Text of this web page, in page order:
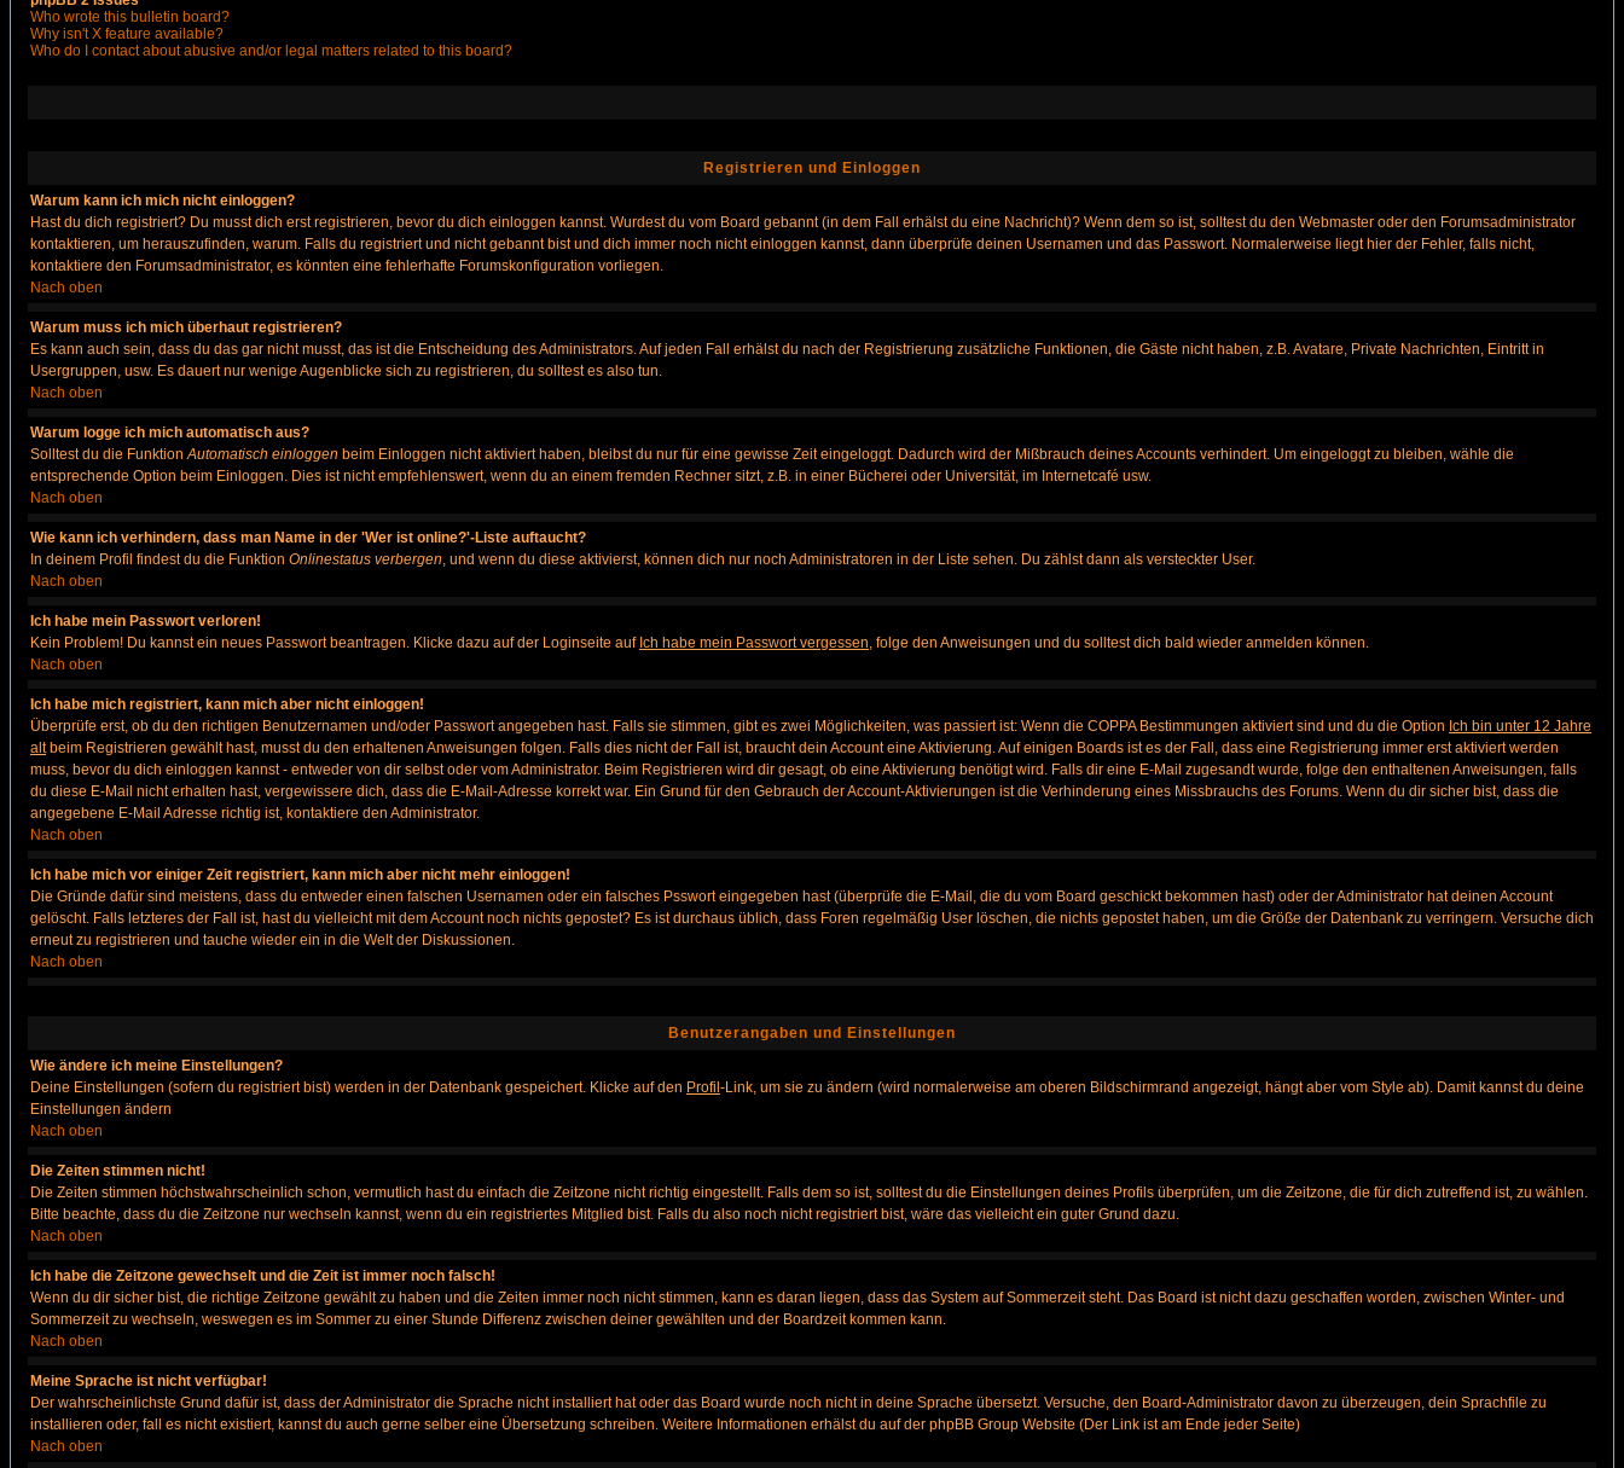
Who wrote this bulletin board?
Why isn't X feature available?
Who do I contact about abusive and/or legal matters related to this board?
Registrieren und Einloggen
Warum kann ich mich nicht einloggen?
Hast du dich registriert? Du musst dich erst registrieren, bevor du dich einloggen kannst. Wurdest du vom Board gebannt (in dem Fall erhälst du eine Nachricht)? Wenn dem so ist, solltest du den Webmaster oder den Forumsadministrator
kontaktieren, um herauszufinden, warum. Falls du registriert und nicht gebannt bist und dich immer noch nicht einloggen kannst, dann überprüfe deinen Usernamen und das Passwort. Normalerweise liegt hier der Fehler, falls nicht,
kontaktiere den Forumsadministrator, es könnten eine fehlerhafte Forumskonfiguration vorliegen.
Nach oben
Warum muss ich mich überhaut registrieren?
Es kann auch sein, dass du das gar nicht musst, das ist die Entscheidung des Administrators. Auf jeden Fall erhälst du nach der Registrierung zusätzliche Funktionen, die Gäste nicht haben, z.B. Avatare, Private Nachrichten, Eintritt in
Usergruppen, usw. Es dauert nur wenige Augenblicke sich zu registrieren, du solltest es also tun.
Nach oben
Warum logge ich mich automatisch aus?
Solltest du die FunktionAutomatisch einloggen beim Einloggen nicht aktiviert haben, bleibst du nur für eine gewisse Zeit eingeloggt. Dadurch wird der Mißbrauch deines Accounts verhindert. Um eingeloggt zu bleiben, wähle die
entsprechende Option beim Einloggen. Dies ist nicht empfehlenswert, wenn du an einem fremden Rechner sitzt, z.B. in einer Bücherei oder Universität, im Internetcafé usw.
Nach oben
Wie kann ich verhindern, dass man Name in der 'Wer ist online?'-Liste auftaucht?
In deinem Profil findest du die Funktion Onlinestatus verbergen, und wenn du diese aktivierst, können dich nur noch Administratoren in der Liste sehen. Du zählst dann als versteckter User.
Nach oben
Ich habe mein Passwort verloren!
Kein Problem! Du kannst ein neues Passwort beantragen. Klicke dazu auf der Loginseite auf Ich habe mein Passwort vergessen, folge den Anweisungen und du solltest dich bald wieder anmelden können.
Nach oben
Ich habe mich registriert, kann mich aber nicht einloggen!
Überprüfe erst, ob du den richtigen Benutzernamen und/oder Passwort angegeben hast. Falls sie stimmen, gibt es zwei Möglichkeiten, was passiert ist: Wenn die COPPA Bestimmungen aktiviert sind und du die Option Ich bin unter 12 Jahre
altbeim Registrieren gewählt hast, musst du den erhaltenen Anweisungen folgen. Falls dies nicht der Fall ist, braucht dein Account eine Aktivierung. Auf einigen Boards ist es der Fall, dass eine Registrierung immer erst aktiviert werden
muss, bevor du dich einloggen kannst - entweder von dir selbst oder vom Administrator. Beim Registrieren wird dir gesagt, ob eine Aktivierung benötigt wird. Falls dir eine E-Mail zugesandt wurde, folge den enthaltenen Anweisungen, falls
du diese E-Mail nicht erhalten hast, vergewissere dich, dass die E-Mail-Adresse korrekt war. Ein Grund für den Gebrauch der Account-Aktivierungen ist die Verhinderung eines Missbrauchs des Forums. Wenn du dir sicher bist, dass die
angegebene E-Mail Adresse richtig ist, kontaktiere den Administrator.
Nach oben
Ich habe mich vor einiger Zeit registriert, kann mich aber nicht mehr einloggen!
Die Gründe dafür sind meistens, dass du entweder einen falschen Usernamen oder ein falsches Psswort eingegeben hast (überprüfe die E-Mail, die du vom Board geschickt bekommen hast) oder der Administrator hat deinen Account
gelöscht. Falls letzteres der Fall ist, hast du vielleicht mit dem Account noch nichts gepostet? Es ist durchaus üblich, dass Foren regelmäßig User löschen, die nichts gepostet haben, um die Größe der Datenbank zu verringern. Versuche dich
erneut zu registrieren und tauche wieder ein in die Welt der Diskussionen.
Nach oben
Benutzerangaben und Einstellungen
Wie ändere ich meine Einstellungen?
Deine Einstellungen (sofern du registriert bist) werden in der Datenbank gespeichert. Klicke auf den Profil -Link, um sie zu ändern (wird normalerweise am oberen Bildschirmrand angezeigt, hängt aber vom Style ab). Damit kannst du deine
Einstellungen ändern
Nach oben
Die Zeiten stimmen nicht!
Die Zeiten stimmen höchstwahrscheinlich schon, vermutlich hast du einfach die Zeitzone nicht richtig eingestellt. Falls dem so ist, solltest du die Einstellungen deines Profils überprüfen, um die Zeitzone, die für dich zutreffend ist, zu wählen.
Bitte beachte, dass du die Zeitzone nur wechseln kannst, wenn du ein registriertes Mitglied bist. Falls du also noch nicht registriert bist, wäre das vielleicht ein guter Grund dazu.
Nach oben
Ich habe die Zeitzone gewechselt und die Zeit ist immer noch falsch!
Wenn du dir sicher bist, die richtige Zeitzone gewählt zu haben und die Zeiten immer noch nicht stimmen, kann es daran liegen, dass das System auf Sommerzeit steht. Das Board ist nicht dazu geschaffen worden, zwischen Winter- und
Sommerzeit zu wechseln, weswegen es im Sommer zu einer Stunde Differenz zwischen deiner gewählten und der Boardzeit kommen kann.
Nach oben
Meine Sprache ist nicht verfügbar!
Der wahrscheinlichste Grund dafür ist, dass der Administrator die Sprache nicht installiert hat oder das Board wurde noch nicht in deine Sprache übersetzt. Versuche, den Board-Administrator davon zu überzeugen, dein Sprachfile zu
installieren oder, fall es nicht existiert, kannst du auch gerne selber eine Übersetzung schreiben. Weitere Informationen erhälst du auf der phpBB Group Website (Der Link ist am Ende jeder Seite)
Nach oben